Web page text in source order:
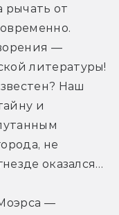
рычать от
—
литературы!
Наш
и
не
оказался…
—